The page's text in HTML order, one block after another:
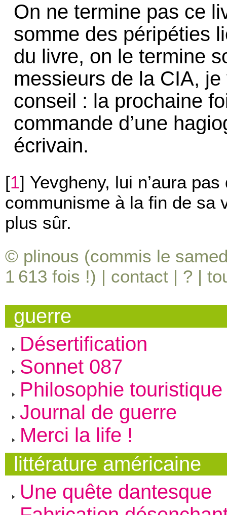
On ne termine pas ce
somme des péripéties
du livre, on le termine
messieurs de la CIA,
conseil : la prochaine
commande d’une
écrivain.
[1] Yevgheny, lui n’aura
communisme à la fin de sa
plus sûr.
© plinous (commis le
1 613 fois !) | contact | ? |
guerre
Désertification
Sonnet 087
Philosophie touristique
Journal de guerre
Merci la life !
littérature américaine
Une quête dantesque